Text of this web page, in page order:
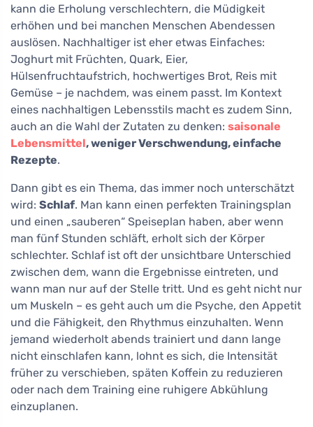
kann die Erholung verschlechtern, die Müdigkeit
erhöhen und bei manchen Menschen Abendessen
auslösen. Nachhaltiger ist eher etwas Einfaches:
Joghurt mit Früchten, Quark, Eier,
Hülsenfruchtaufstrich, hochwertiges Brot, Reis mit
Gemüse – je nachdem, was einem passt. Im Kontext
eines nachhaltigen Lebensstils macht es zudem Sinn,
auch an die Wahl der Zutaten zu denken: saisonale
Lebensmittel, weniger Verschwendung, einfache
Rezepte.
Dann gibt es ein Thema, das immer noch unterschätzt
wird: Schlaf. Man kann einen perfekten Trainingsplan
und einen „sauberen“ Speiseplan haben, aber wenn
man fünf Stunden schläft, erholt sich der Körper
schlechter. Schlaf ist oft der unsichtbare Unterschied
zwischen dem, wann die Ergebnisse eintreten, und
wann man nur auf der Stelle tritt. Und es geht nicht nur
um Muskeln – es geht auch um die Psyche, den Appetit
und die Fähigkeit, den Rhythmus einzuhalten. Wenn
jemand wiederholt abends trainiert und dann lange
nicht einschlafen kann, lohnt es sich, die Intensität
früher zu verschieben, späten Koffein zu reduzieren
oder nach dem Training eine ruhigere Abkühlung
einzuplanen.